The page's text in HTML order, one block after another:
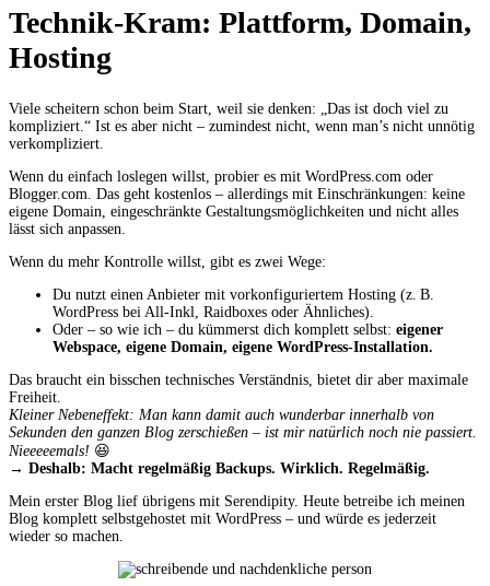
Technik-Kram: Plattform, Domain,
Hosting
Viele scheitern schon beim Start, weil sie denken: „Das ist doch viel zu
kompliziert.“ Ist es aber nicht – zumindest nicht, wenn man’s nicht unnötig
verkompliziert.
Wenn du einfach loslegen willst, probier es mit WordPress.com oder
Blogger.com. Das geht kostenlos – allerdings mit Einschränkungen: keine
eigene Domain, eingeschränkte Gestaltungsmöglichkeiten und nicht alles
lässt sich anpassen.
Wenn du mehr Kontrolle willst, gibt es zwei Wege:
Du nutzt einen Anbieter mit vorkonfiguriertem Hosting (z. B.
WordPress bei All-Inkl, Raidboxes oder Ähnliches).
Oder – so wie ich – du kümmerst dich komplett selbst: eigener
Webspace, eigene Domain, eigene WordPress-Installation.
Das braucht ein bisschen technisches Verständnis, bietet dir aber maximale
Freiheit.
Kleiner Nebeneffekt: Man kann damit auch wunderbar innerhalb von
Sekunden den ganzen Blog zerschießen – ist mir natürlich noch nie passiert.
Nieeeeemals! 😆
→ Deshalb: Macht regelmäßig Backups. Wirklich. Regelmäßig.
Mein erster Blog lief übrigens mit Serendipity. Heute betreibe ich meinen
Blog komplett selbstgehostet mit WordPress – und würde es jederzeit
wieder so machen.